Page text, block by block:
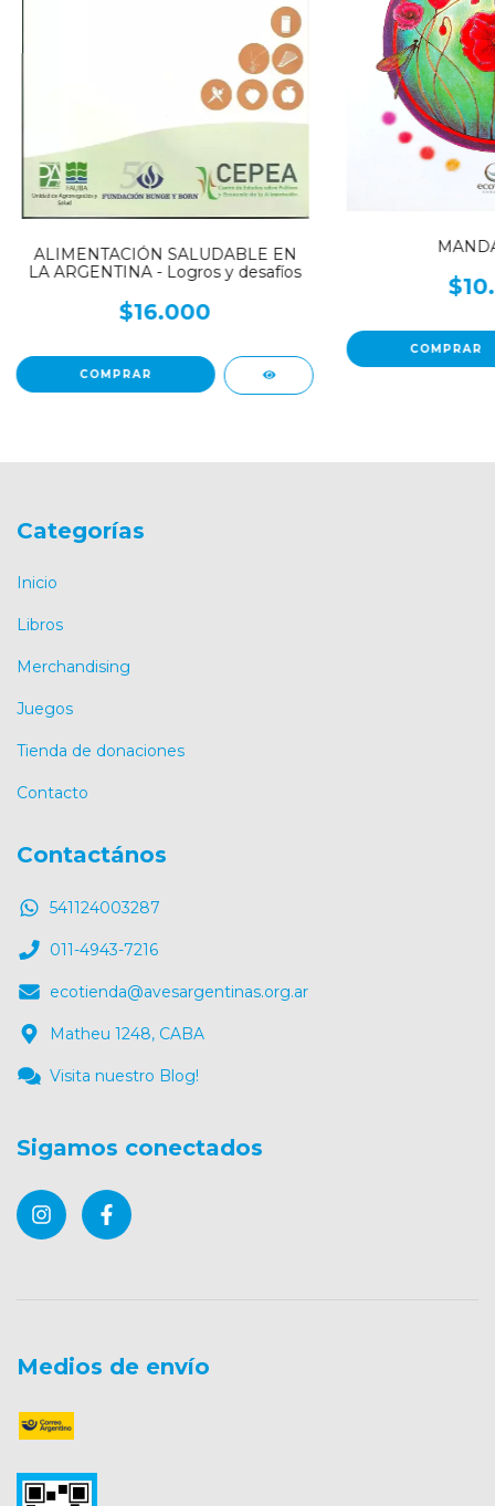
ALIMENTACIÓN SALUDABLE EN
LA ARGENTINA - Logros y desafíos
$16.000
Categorías
Inicio
Libros
Merchandising
Juegos
Tienda de donaciones
Contacto
Contactános
541124003287
011-4943-7216
ecotienda@avesargentinas.org.ar
Matheu 1248, CABA
Visita nuestro Blog!
Sigamos conectados
Medios de envío